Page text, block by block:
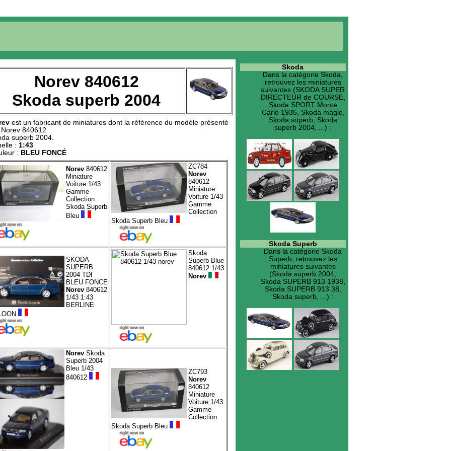
Norev 840612
Skoda superb 2004
est un fabricant de miniatures dont la référence du modèle présenté
Norev 840612
superb 2004
: 1:43
: BLEU FONCÉ
Norev840612
Miniature
Voiture 1/43
Gamme
Collection
Skoda Superb
Bleu
ZC784
Norev
840612
Miniature
Voiture 1/43
Gamme
Collection
Skoda Superb Bleu
SKODA
SUPERB
2004 TDI
BLEU FONCE
Norev840612
1/43 1:43
BERLINE
Skoda
Superb Blue
840612 1/43
Norev
NorevSkoda
Superb 2004
Bleu 1/43
840612
ZC793
Norev
840612
Miniature
Voiture 1/43
Gamme
Collection
Skoda Superb Bleu
Skoda
Dans la catégorie Skoda,
retrouvez les miniatures
suivantes (SKODA SUPER
DIRECTEUR de COURSE,
Skoda SPORT Monte
Carlo 1935, Skoda magic,
Skoda superb, Skoda
superb 2004, ...) :
Skoda Superb
Dans la catégorie Skoda
Superb, retrouvez les
miniatures suivantes
(Skoda superb 2004,
Skoda SUPERB 913 1938,
Skoda SUPERB 913 38,
Skoda superb, ...) :